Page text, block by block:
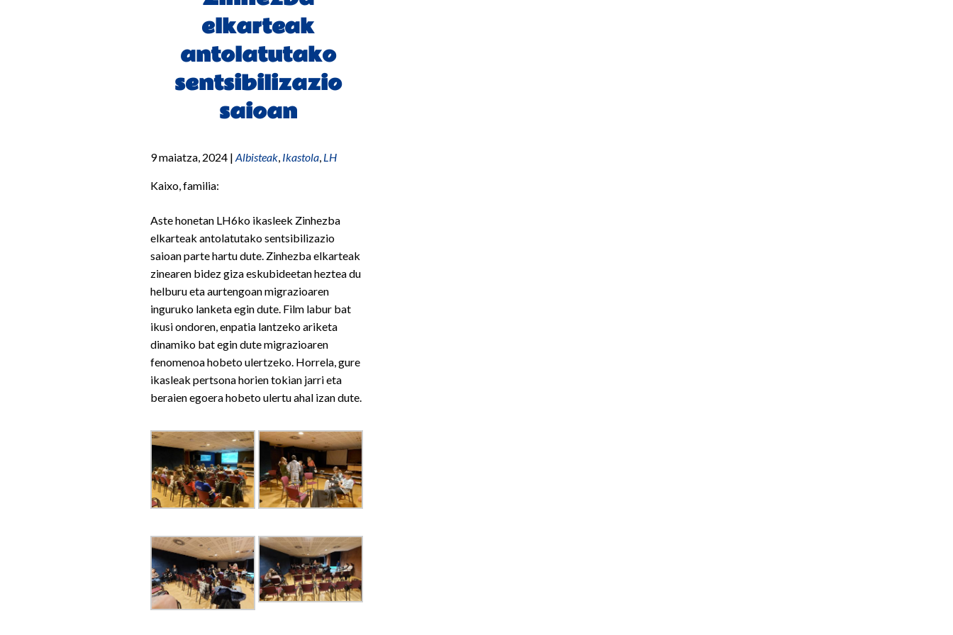
elkarteak
antolatutako
sentsibilizazio
saioan
9 maiatza, 2024 | Albisteak Ikastola LH
Kaixo, familia:
Aste honetan LH6ko ikasleek Zinhezba
elkarteak antolatutako sentsibilizazio
saioan parte hartu dute. Zinhezba elkarteak
zinearen bidez giza eskubideetan heztea du
helburu eta aurtengoan migrazioaren
inguruko lanketa egin dute. Film labur bat
ikusi ondoren, enpatia lantzeko ariketa
dinamiko bat egin dute migrazioaren
fenomenoa hobeto ulertzeko. Horrela, gure
ikasleak pertsona horien tokian jarri eta
beraien egoera hobeto ulertu ahal izan dute.